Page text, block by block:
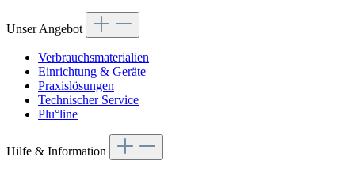
Unser Angebot
Verbrauchsmaterialien
Einrichtung & Geräte
Praxislösungen
Technischer Service
Plu°line
Hilfe & Information